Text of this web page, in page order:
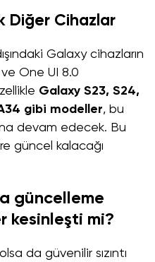
Diğer Cihazlar
Galaxy cihazların
ve One UI 8.0
Galaxy S23, S24,
gibi modeller, bu
devam edecek. Bu
güncel kalacağı
güncelleme
kesinleşti mi?
da güvenilir sızıntı